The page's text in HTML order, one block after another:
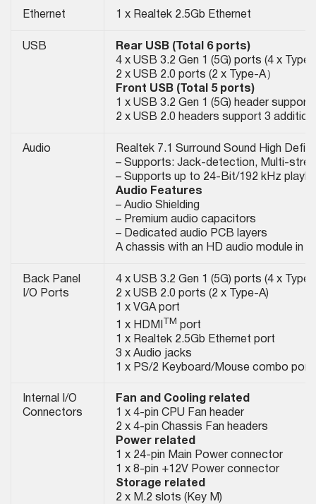
Ethernet 1 x Realtek 2.5Gb Ethernet
USB
Rear USB (Total 6 ports)
4 x USB 3.2 Gen 1 (5G) ports (4 x Type-
2 x USB 2.0 ports (2 x Type-A）
Front USB (Total 5 ports)
1 x USB 3.2 Gen 1 (5G) header
2 x USB 2.0 headers support 3
Audio
Realtek 7.1 Surround Sound High
– Supports: Jack-detection, Multi-
– Supports up to 24-Bit/192 kHz
Audio Features
– Audio Shielding
– Premium audio capacitors
– Dedicated audio PCB layers
A chassis with an HD audio module in
Back Panel
I/O Ports
4 x USB 3.2 Gen 1 (5G) ports (4 x Type-
2 x USB 2.0 ports (2 x Type-A)
1 x VGA port
1 x HDMI TM port
1 x Realtek 2.5Gb Ethernet port
3 x Audio jacks
1 x PS/2 Keyboard/Mouse combo port
Internal I/O
Connectors
Fan and Cooling related
1 x 4-pin CPU Fan header
2 x 4-pin Chassis Fan headers
Power related
1 x 24-pin Main Power connector
1 x 8-pin +12V Power connector
Storage related
2 x M.2 slots (Key M)